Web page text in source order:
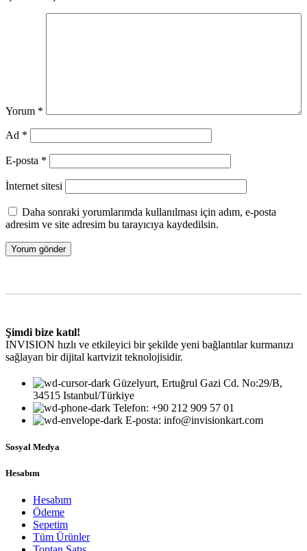
Yorum *
Ad *
E-posta *
İnternet sitesi
Daha sonraki yorumlarımda kullanılması için adım, e-posta
adresim ve site adresim bu tarayıcıya kaydedilsin.
Şimdi bize katıl!
INVISION hızlı ve etkileyici bir şekilde yeni bağlantılar kurmanızı
sağlayan bir dijital kartvizit teknolojisidir.
Güzelyurt, Ertuğrul Gazi Cd. No:29/B,
34515 Istanbul/Türkiye
Telefon: +90 212 909 57 01
E-posta: info@invisionkart.com
Sosyal Medya
Hesabım
Hesabım
Ödeme
Sepetim
Tüm Ürünler